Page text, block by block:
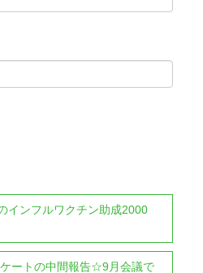
インフルワクチン助成2000
ートの中間報告☆9月会議で